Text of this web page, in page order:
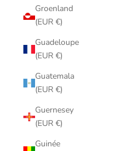
Groenland
(EUR €)
Guadeloupe
(EUR €)
Guatemala
(EUR €)
Guernesey
(EUR €)
Guinée